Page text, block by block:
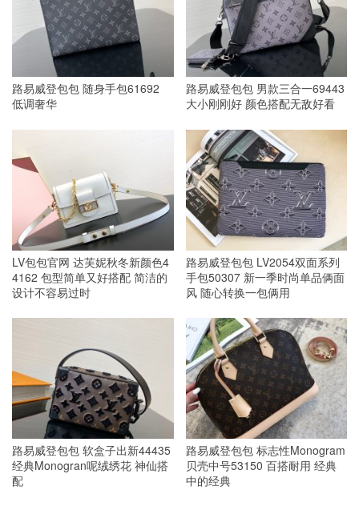
路易威登包包 随身手包61692
低调奢华
路易威登包包 男款三合一69443
大小刚刚好 颜色搭配无敌好看
LV包包官网 达芙妮秋冬新颜色4
4162 包型简单又好搭配 简洁的
设计不容易过时
路易威登包包 LV2054双面系列
手包50307 新一季时尚单品俩面
风 随心转换一包俩用
路易威登包包 软盒子出新44435
经典Monogran呢绒绣花 神仙搭
配
路易威登包包 标志性Monogram
贝壳中号53150 百搭耐用 经典
中的经典